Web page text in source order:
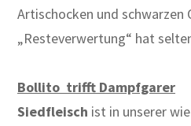
Artischocken und schwarzen
„Resteverwertung“ hat
Bollito trifft Dampfgarer
Siedfleisch ist in unserer